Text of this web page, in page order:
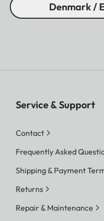
Denmark /
Service & Support
Contact
Frequently Asked
Shipping & Payment
Returns
Repair & Maintenance